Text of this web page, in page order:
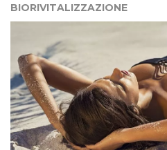
BIORIVITALIZZAZIONE